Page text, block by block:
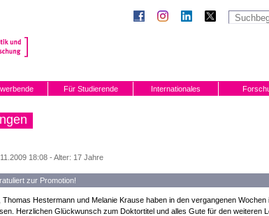
Für Studierende Internationales
18:08 - Alter: 17 Jahre
zur Promotion!
Thomas Hestermann und Melanie Krause haben in den vergangenen
Herzlichen Glückwunsch zum Doktortitel und alles Gute für den weiteren